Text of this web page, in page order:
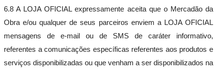
6.8 A LOJA OFICIAL expressamente aceita que o Mercadão da
Obra e/ou qualquer de seus parceiros enviem a LOJA OFICIAL
mensagens de e-mail ou de SMS de caráter informativo,
referentes a comunicações específicas referentes aos produtos e
serviços disponibilizadas ou que venham a ser disponibilizados na